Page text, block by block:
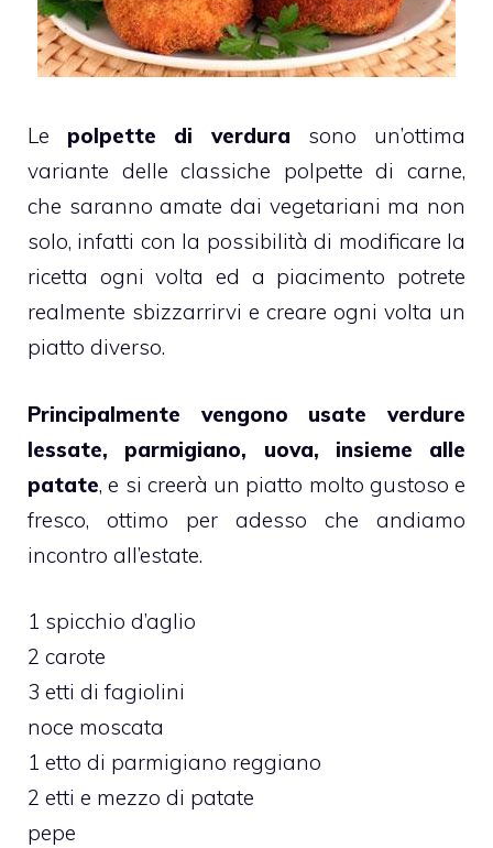
Le polpette di verdura sono un’ottima
variante delle classiche polpette di carne,
che saranno amate dai vegetariani ma non
solo, infatti con la possibilità di modificare la
ricetta ogni volta ed a piacimento potrete
realmente sbizzarrirvi e creare ogni volta un
piatto diverso.
Principalmente vengono usate verdure
lessate, parmigiano, uova, insieme alle
patate, e si creerà un piatto molto gustoso e
fresco, ottimo per adesso che andiamo
incontro all’estate.
1 spicchio d’aglio
2 carote
3 etti di fagiolini
noce moscata
1 etto di parmigiano reggiano
2 etti e mezzo di patate
pepe